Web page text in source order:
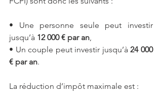
• Une personne seule peut investir
jusqu’à 12 000 € par an
• Un couple peut investir jusqu’à 24 000
€ par an.
La réduction d’impôt maximale est :